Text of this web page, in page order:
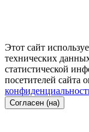
Этот сайт
технических
статистической
посетителей сайта
Согласен (на)